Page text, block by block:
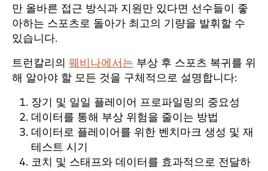
만 올바른 접근 방식과 지원만 있다면 선수들이 좋
아하는 스포츠로 돌아가 최고의 기량을 발휘할 수
있습니다.
트런칼리의 웨비나에서는 부상 후 스포츠 복귀를 위
해 알아야 할 모든 것을 구체적으로 설명합니다:
장기 및 일일 플레이어 프로파일링의 중요성
데이터를 통해 부상 위험을 줄이는 방법
데이터로 플레이어를 위한 벤치마크 생성 및 재
테스트 시기
코치 및 스태프와 데이터를 효과적으로 전달하